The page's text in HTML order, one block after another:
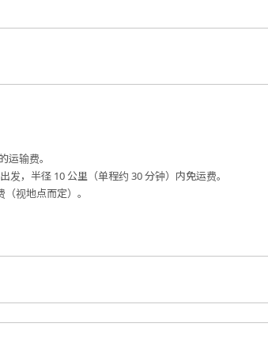
输费。
，半径 10 公里（单程约 30 分钟）内免运费。
视地点而定）。